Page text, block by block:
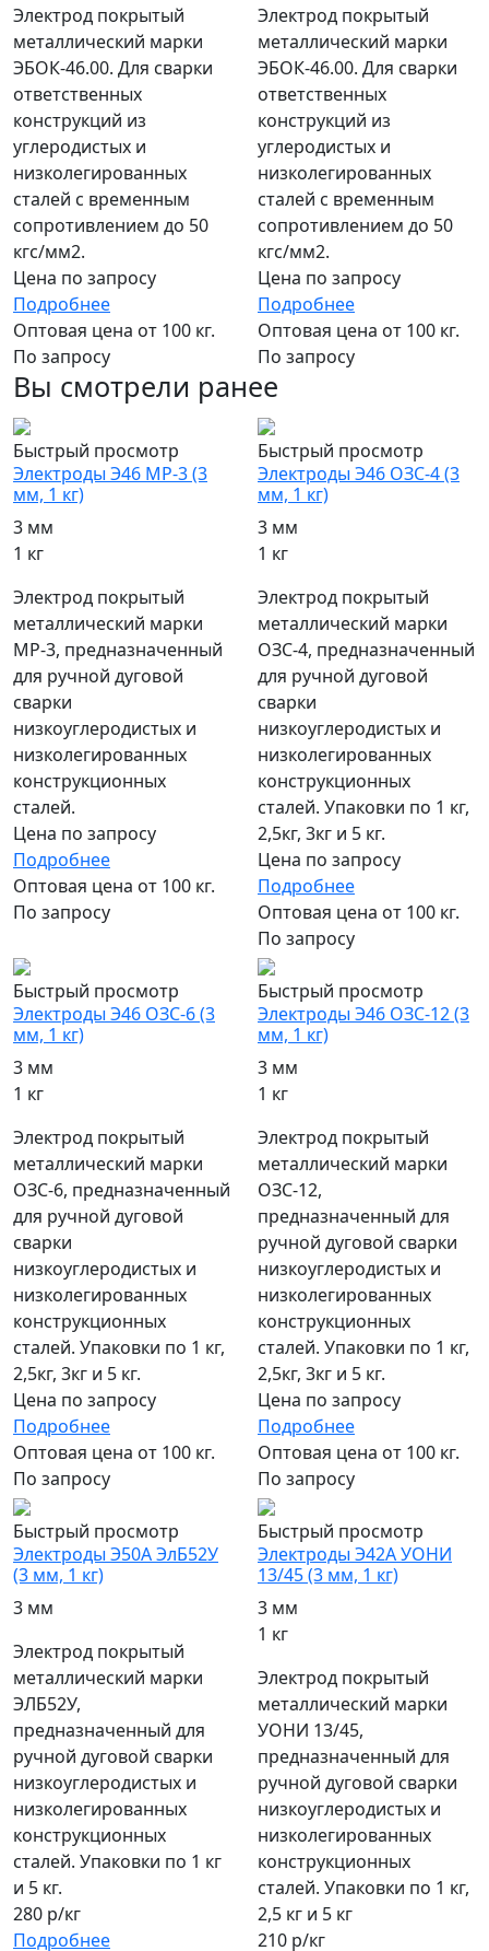
Электрод покрытый
металлический марки
ЭБОК-46.00. Для сварки
ответственных
конструкций из
углеродистых и
низколегированных
сталей с временным
сопротивлением до 50
кгс/мм2.
Цена по запросу
Подробнее
Оптовая цена от 100 кг.
По запросу
Электрод покрытый
металлический марки
ЭБОК-46.00. Для сварки
ответственных
конструкций из
углеродистых и
низколегированных
сталей с временным
сопротивлением до 50
кгс/мм2.
Цена по запросу
Подробнее
Оптовая цена от 100 кг.
По запросу
Вы смотрели ранее
Быстрый просмотр
Электроды Э46 МР-3 (3
мм, 1 кг)
3 мм
1 кг
Электрод покрытый
металлический марки
МР-3, предназначенный
для ручной дуговой
сварки
низкоуглеродистых и
низколегированных
конструкционных
сталей.
Цена по запросу
Подробнее
Оптовая цена от 100 кг.
По запросу
Быстрый просмотр
Электроды Э46 ОЗС-4 (3
мм, 1 кг)
3 мм
1 кг
Электрод покрытый
металлический марки
ОЗС-4, предназначенный
для ручной дуговой
сварки
низкоуглеродистых и
низколегированных
конструкционных
сталей. Упаковки по 1 кг,
2,5кг, 3кг и 5 кг.
Цена по запросу
Подробнее
Оптовая цена от 100 кг.
По запросу
Быстрый просмотр
Электроды Э46 ОЗС-6 (3
мм, 1 кг)
3 мм
1 кг
Электрод покрытый
металлический марки
ОЗС-6, предназначенный
для ручной дуговой
сварки
низкоуглеродистых и
низколегированных
конструкционных
сталей. Упаковки по 1 кг,
2,5кг, 3кг и 5 кг.
Цена по запросу
Подробнее
Оптовая цена от 100 кг.
По запросу
Быстрый просмотр
Электроды Э46 ОЗС-12 (3
мм, 1 кг)
3 мм
1 кг
Электрод покрытый
металлический марки
ОЗС-12,
предназначенный для
ручной дуговой сварки
низкоуглеродистых и
низколегированных
конструкционных
сталей. Упаковки по 1 кг,
2,5кг, 3кг и 5 кг.
Цена по запросу
Подробнее
Оптовая цена от 100 кг.
По запросу
Быстрый просмотр
Электроды Э50А ЭлБ52У
(3 мм, 1 кг)
3 мм
Электрод покрытый
металлический марки
ЭЛБ52У,
предназначенный для
ручной дуговой сварки
низкоуглеродистых и
низколегированных
конструкционных
сталей. Упаковки по 1 кг
и 5 кг.
280 р/кг
Подробнее
Быстрый просмотр
Электроды Э42А УОНИ
13/45 (3 мм, 1 кг)
3 мм
1 кг
Электрод покрытый
металлический марки
УОНИ 13/45,
предназначенный для
ручной дуговой сварки
низкоуглеродистых и
низколегированных
конструкционных
сталей. Упаковки по 1 кг,
2,5 кг и 5 кг
210 р/кг